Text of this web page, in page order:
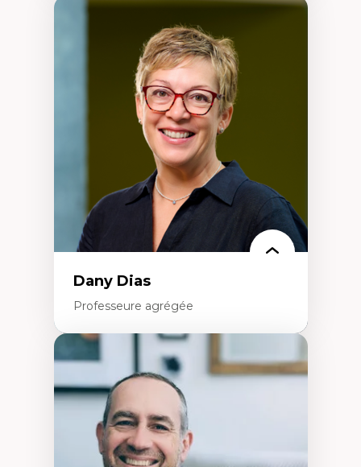
Théories du développement
Économie politique comparée
Élites économiques
Sociologie économique
Extractivisme
Classes sociales
Mouvements sociaux
Théories de l’État
Dany Dias
Professeure agrégée
Expertises
Pédagogies critiques et justice sociale
Éthique relationnelle et sollicitude en
éducation
Décolonisation et autochtonisation de la
formation à l’enseignement
Littératie et didactique du français
Éducation inclusive